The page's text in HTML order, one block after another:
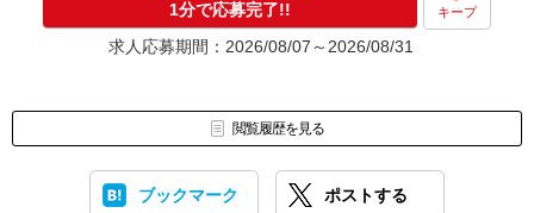
1分で応募完了!! キープ
求人応募期間：2026/08/07～2026/08/31
閲覧履歴を見る
ブックマーク ポストする